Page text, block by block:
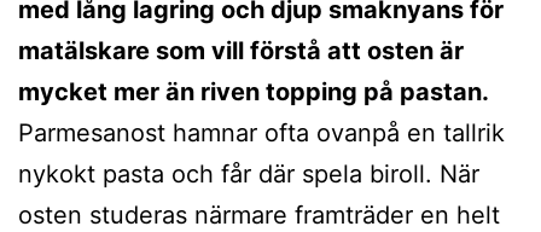
med lång lagring och djup smaknyans för
matälskare som vill förstå att osten är
mycket mer än riven topping på pastan.
Parmesanost hamnar ofta ovanpå en tallrik
nykokt pasta och får där spela biroll. När
osten studeras närmare framträder en helt